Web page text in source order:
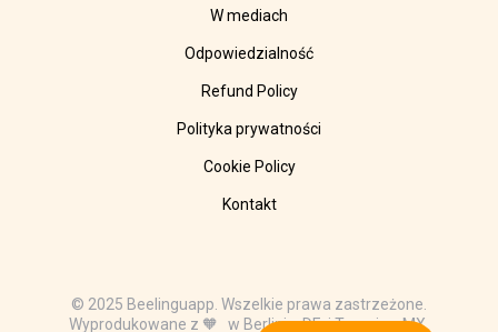
W mediach
Odpowiedzialność
Refund Policy
Polityka prywatności
Cookie Policy
Kontakt
© 2025 Beelinguapp. Wszelkie prawa zastrzeżone.
Wyprodukowane z 🧡 w Berlinie, DE, i Tampico, MX.